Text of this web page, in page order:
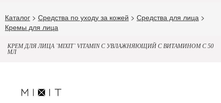
Каталог > Средства по уходу за кожей > Средства для лица >
Кремы для лица
КРЕМ ДЛЯ ЛИЦА `MIXIT` VITAMIN C УВЛАЖНЯЮЩИЙ С ВИТАМИНОМ C 50
МЛ